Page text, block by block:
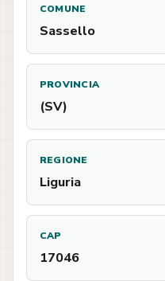
COMUNE
Sassello
PROVINCIA
(SV)
REGIONE
Liguria
CAP
17046